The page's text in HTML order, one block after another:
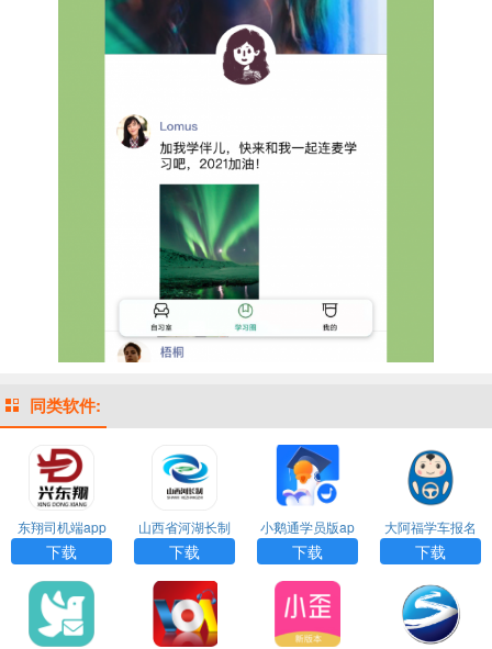
同类软件:
东翔司机端app
下载
山西省河湖长制
移动工作平台ap
p
下载
小鹅通学员版ap
p
下载
大阿福学车报名
平台app
下载